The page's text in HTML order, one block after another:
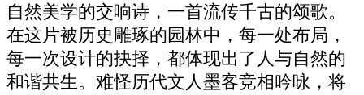
自然美学的交响诗，一首流传千古的颂歌。
在这片被历史雕琢的园林中，每一处布局，
每一次设计的抉择，都体现出了人与自然的
和谐共生。难怪历代文人墨客竞相吟咏，将